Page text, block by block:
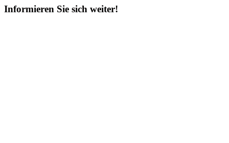
Informieren Sie sich weiter!